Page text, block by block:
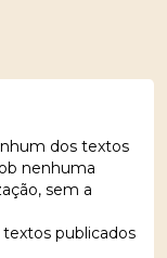
dos textos
nenhuma
sem a
publicados